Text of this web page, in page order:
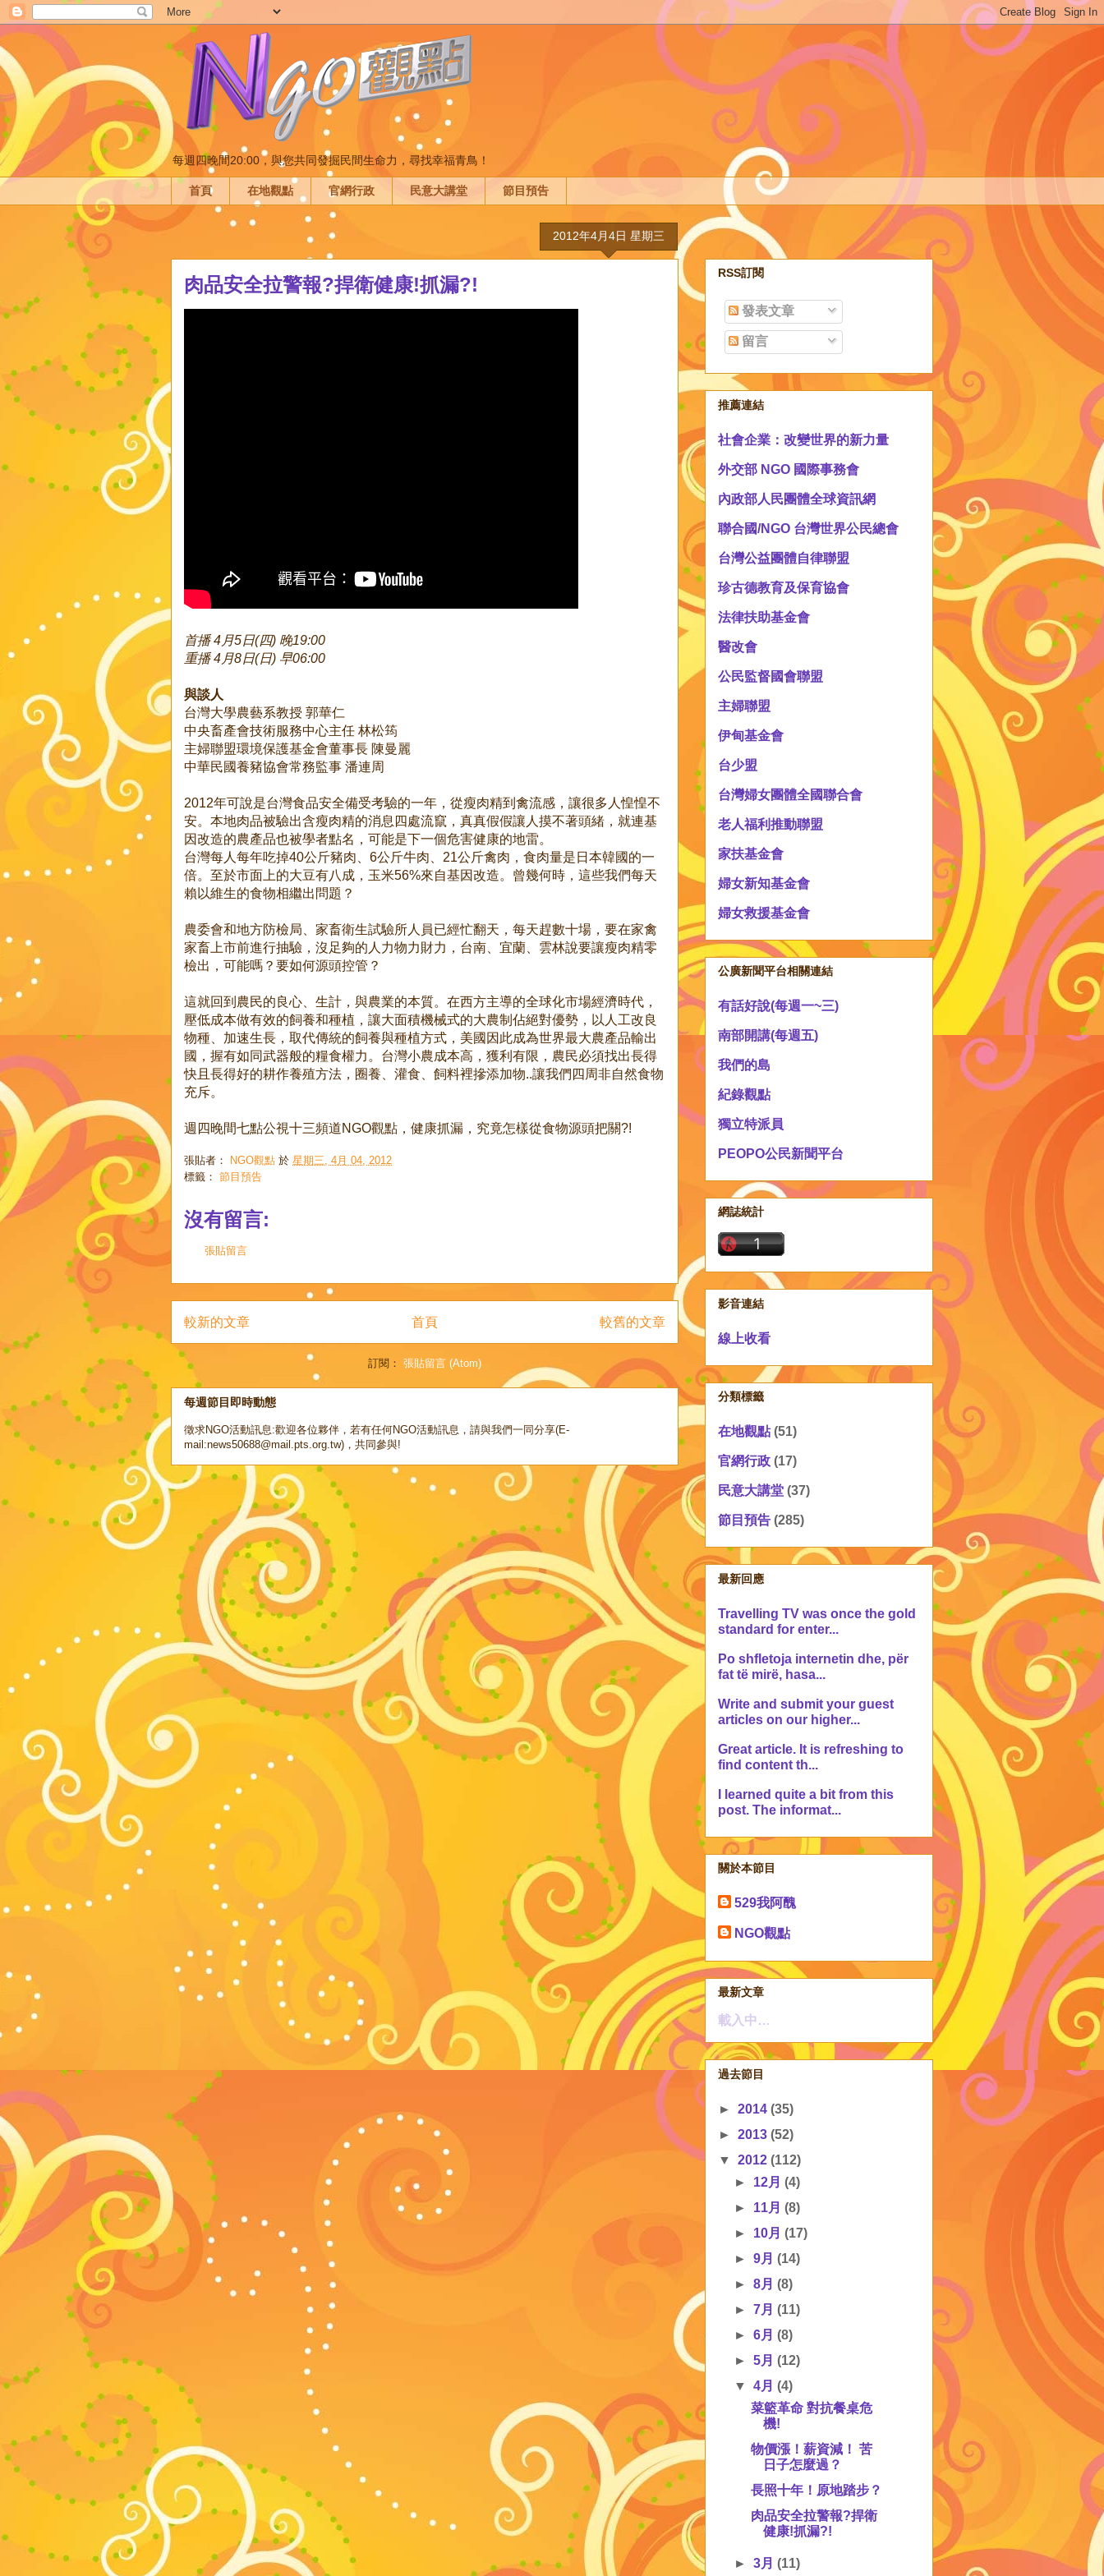
每週四晚間20:00，與您共同發掘民間生命力，尋找幸福青鳥！
首頁 在地觀點 官網行政 民意大講堂 節目預告
2012年4月4日 星期三
肉品安全拉警報?捍衛健康!抓漏?!
首播 4月5日(四) 晚19:00
重播 4月8日(日) 早06:00
與談人
台灣大學農藝系教授 郭華仁
中央畜產會技術服務中心主任 林松筠
主婦聯盟環境保護基金會董事長 陳曼麗
中華民國養豬協會常務監事 潘連周
2012年可說是台灣食品安全備受考驗的一年，從瘦肉精到禽流感，讓很多人惶惶不
安。本地肉品被驗出含瘦肉精的消息四處流竄，真真假假讓人摸不著頭緒，就連基
因改造的農產品也被學者點名，可能是下一個危害健康的地雷。
台灣每人每年吃掉40公斤豬肉、6公斤牛肉、21公斤禽肉，食肉量是日本韓國的一
倍。至於市面上的大豆有八成，玉米56%來自基因改造。曾幾何時，這些我們每天
賴以維生的食物相繼出問題？
農委會和地方防檢局、家畜衛生試驗所人員已經忙翻天，每天趕數十場，要在家禽
家畜上市前進行抽驗，沒足夠的人力物力財力，台南、宜蘭、雲林說要讓瘦肉精零
檢出，可能嗎？要如何源頭控管？
這就回到農民的良心、生計，與農業的本質。在西方主導的全球化市場經濟時代，
壓低成本做有效的飼養和種植，讓大面積機械式的大農制佔絕對優勢，以人工改良
物種、加速生長，取代傳統的飼養與種植方式，美國因此成為世界最大農產品輸出
國，握有如同武器般的糧食權力。台灣小農成本高，獲利有限，農民必須找出長得
快且長得好的耕作養殖方法，圈養、灌食、飼料裡摻添加物..讓我們四周非自然食物
充斥。
週四晚間七點公視十三頻道NGO觀點，健康抓漏，究竟怎樣從食物源頭把關?!
張貼者： NGO觀點 於 星期三, 4月 04, 2012
標籤： 節目預告
沒有留言:
張貼留言
較新的文章 較舊的文章
首頁
訂閱： 張貼留言 (Atom)
每週節目即時動態
徵求NGO活動訊息:歡迎各位夥伴，若有任何NGO活動訊息，請與我們一同分享(E-
mail:news50688@mail.pts.org.tw)，共同參與!
RSS訂閱
發表文章
留言
推薦連結
社會企業：改變世界的新力量
外交部 NGO 國際事務會
內政部人民團體全球資訊網
聯合國/NGO 台灣世界公民總會
台灣公益團體自律聯盟
珍古德教育及保育協會
法律扶助基金會
醫改會
公民監督國會聯盟
主婦聯盟
伊甸基金會
台少盟
台灣婦女團體全國聯合會
老人福利推動聯盟
家扶基金會
婦女新知基金會
婦女救援基金會
公廣新聞平台相關連結
有話好說(每週一~三)
南部開講(每週五)
我們的島
紀錄觀點
獨立特派員
PEOPO公民新聞平台
網誌統計
影音連結
線上收看
分類標籤
在地觀點 (51)
官網行政 (17)
民意大講堂 (37)
節目預告 (285)
最新回應
Travelling TV was once the gold
standard for enter...
Po shfletoja internetin dhe, për
fat të mirë, hasa...
Write and submit your guest
articles on our higher...
Great article. It is refreshing to
find content th...
I learned quite a bit from this
post. The informat...
關於本節目
529我阿醜
NGO觀點
最新文章
載入中…
過去節目
► 2014 (35)
► 2013 (52)
▼ 2012 (112)
► 12月(4)
► 11月(8)
► 10月(17)
►9月(14)
►8月(8)
►7月(11)
►6月(8)
►5月(12)
▼4月(4)
菜籃革命 對抗餐桌危
機!
物價漲！薪資減！ 苦
日子怎麼過？
長照十年！原地踏步？
肉品安全拉警報?捍衛
健康!抓漏?!
►3月(11)